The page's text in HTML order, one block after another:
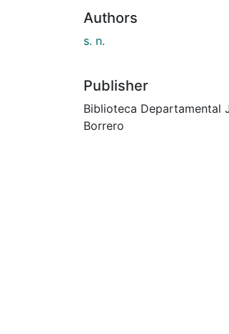
Authors
s. n.
Publisher
Biblioteca Departamental
Borrero